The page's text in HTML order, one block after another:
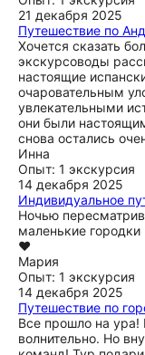
21 декабря 2025
Путешествие по
Хочется сказать
экскурсоводы
настоящие
очаровательным
увлекательными
они были
снова остались
Инна
Опыт: 1 экскурсия
14 декабря 2025
Индивидуальное
Ночью
маленькие
❤️
Мария
Опыт: 1 экскурсия
14 декабря 2025
Путешествие по
Все прошло на ура!
волнительно. Но